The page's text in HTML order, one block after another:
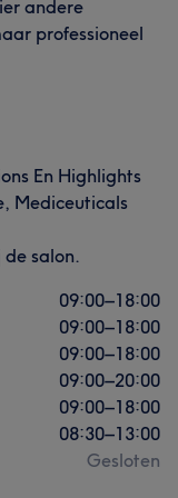
andere
professioneel
En Highlights
Mediceuticals
salon.
09:00–18:00
09:00–18:00
09:00–18:00
09:00–20:00
09:00–18:00
08:30–13:00
Gesloten